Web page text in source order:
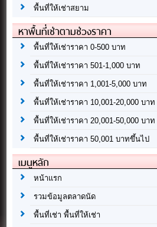
พื้นที่ให้เช่าสยาม
หาพื้นที่เช่าตามช่วงราคา
พื้นที่ให้เช่าราคา 0-500 บาท
พื้นที่ให้เช่าราคา 501-1,000 บาท
พื้นที่ให้เช่าราคา 1,001-5,000 บาท
พื้นที่ให้เช่าราคา 10,001-20,000 บาท
พื้นที่ให้เช่าราคา 20,001-50,000 บาท
พื้นที่ให้เช่าราคา 50,001 บาทขึ้นไป
เมนูหลัก
หน้าแรก
รวมข้อมูลตลาดนัด
พื้นที่เช่า พื้นที่ให้เช่า